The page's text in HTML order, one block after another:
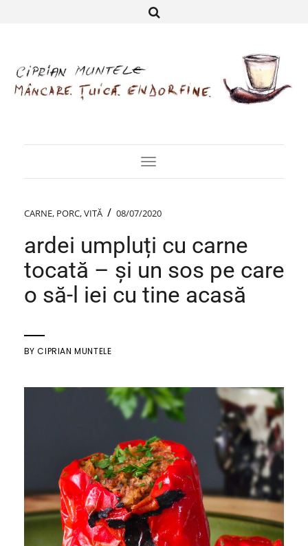
Toggle
Navigation
CARNE, PORC,VITĂ / 08/07/2020
ardei umpluți cu carne
tocată – și un sos pe care
o să-l iei cu tine acasă
BYCIPRIAN MUNTELE